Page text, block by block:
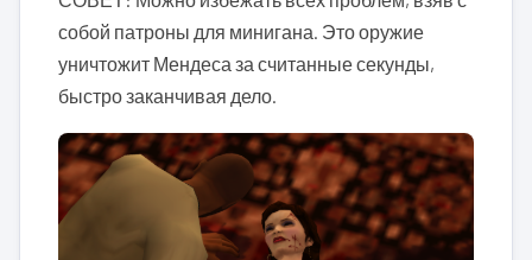
собой патроны для минигана. Это оружие
уничтожит Мендеса за считанные секунды,
быстро заканчивая дело.